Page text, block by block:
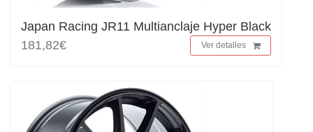
Japan Racing JR11 Multianclaje Hyper Black
181,82€
Ver detalles